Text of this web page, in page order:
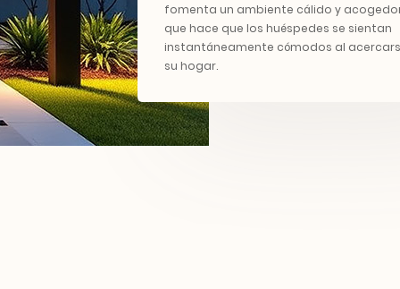
fomenta un ambiente cálido y
que hace que los huéspedes se sientan
instantáneamente cómodos al
su hogar.